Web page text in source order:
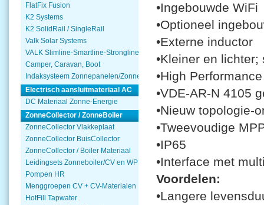
FlatFix Fusion
K2 Systems
K2 SolidRail / SingleRail
Valk Solar Systems
VALK Slimline-Smartline-Strongline
Camper, Caravan, Boot
Indaksysteem Zonnepanelen/Zonnecollector
Electrisch aansluitmateriaal AC
DC Materiaal Zonne-Energie
ZonneCollector / ZonneBoiler
ZonneCollector Vlakkeplaat
ZonneCollector BuisCollector
ZonneCollector / Boiler Materiaal
Leidingsets Zonneboiler/CV en WP
Pompen HR
Menggroepen CV + CV-Materialen
HotFill Tapwater
•Ingebouwde WiFi
•Optioneel
•Externe inductor
•Kleiner en
•High
•VDE-AR-N 4105
•Nieuw topologie-
•Tweevoudige
•IP65
•Interface met
Voordelen:
•Langere